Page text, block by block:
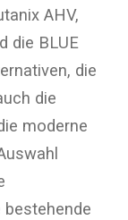
AHV,
die BLUE
die
die
moderne